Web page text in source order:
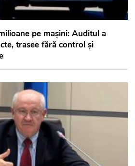
pe mașini: Auditul a
trasee fără control și